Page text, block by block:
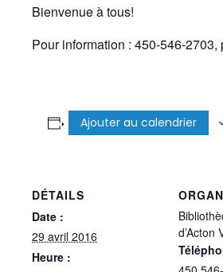
Bienvenue à tous!
Pour information : 450-546-2703,
Ajouter au calendrier
DÉTAILS
Date :
29 avril 2016
Heure :
d’Acton